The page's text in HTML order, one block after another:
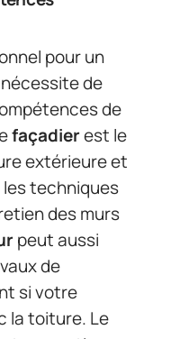
pour un
de
de
façadierest le
extérieure et
techniques
des murs
peut aussi
de
si votre
la toiture. Le